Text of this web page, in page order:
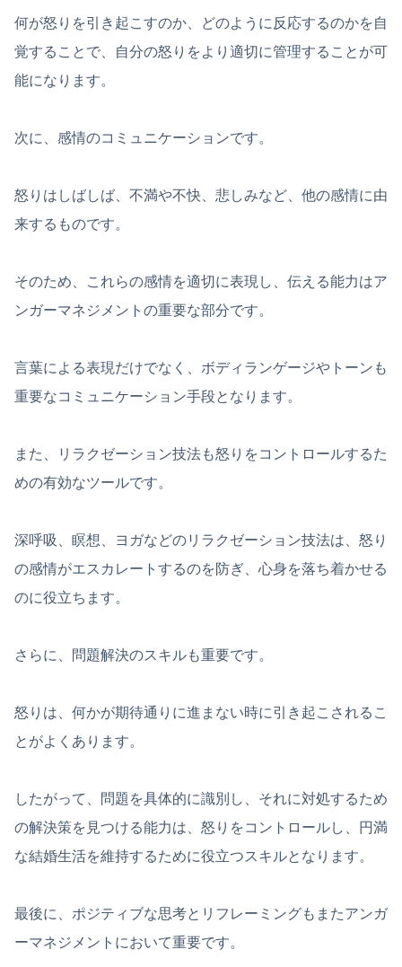
何が怒りを引き起こすのか、どのように反応するのかを自
覚することで、自分の怒りをより適切に管理することが可
能になります。
次に、感情のコミュニケーションです。
怒りはしばしば、不満や不快、悲しみなど、他の感情に由
来するものです。
そのため、これらの感情を適切に表現し、伝える能力はア
ンガーマネジメントの重要な部分です。
言葉による表現だけでなく、ボディランゲージやトーンも
重要なコミュニケーション手段となります。
また、リラクゼーション技法も怒りをコントロールするた
めの有効なツールです。
深呼吸、瞑想、ヨガなどのリラクゼーション技法は、怒り
の感情がエスカレートするのを防ぎ、心身を落ち着かせる
のに役立ちます。
さらに、問題解決のスキルも重要です。
怒りは、何かが期待通りに進まない時に引き起こされるこ
とがよくあります。
したがって、問題を具体的に識別し、それに対処するため
の解決策を見つける能力は、怒りをコントロールし、円満
な結婚生活を維持するために役立つスキルとなります。
最後に、ポジティブな思考とリフレーミングもまたアンガ
ーマネジメントにおいて重要です。